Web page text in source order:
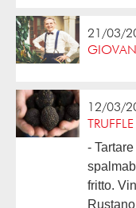
21/03/
12/03/
-
fritto.